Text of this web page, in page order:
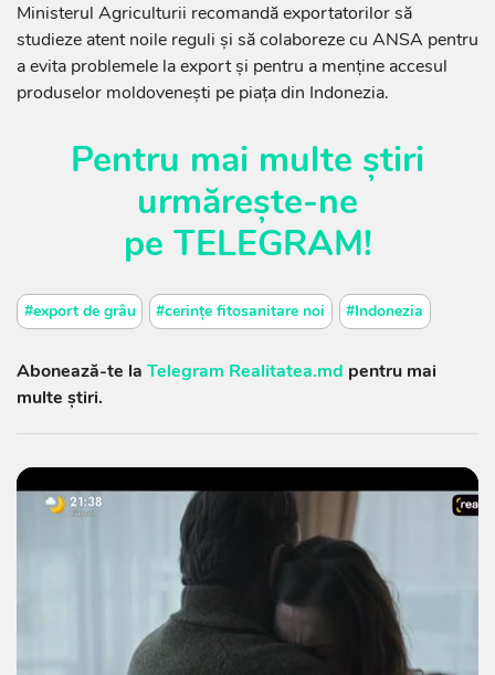
Ministerul Agriculturii recomandă exportatorilor să
studieze atent noile reguli și să colaboreze cu ANSA pentru
a evita problemele la export și pentru a menține accesul
produselor moldovenești pe piața din Indonezia.
Pentru mai multe știri
urmărește-ne
pe TELEGRAM!
#export de grâu #cerințe fitosanitare noi #Indonezia
Abonează-te la Telegram Realitatea.md pentru mai
multe știri.